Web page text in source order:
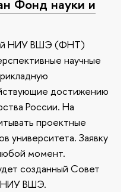
Фонд науки и
НИУ ВШЭ (ФНТ)
научные
достижению
России. На
проектные
университета. Заявку
момент.
созданный Совет
НИУ ВШЭ.